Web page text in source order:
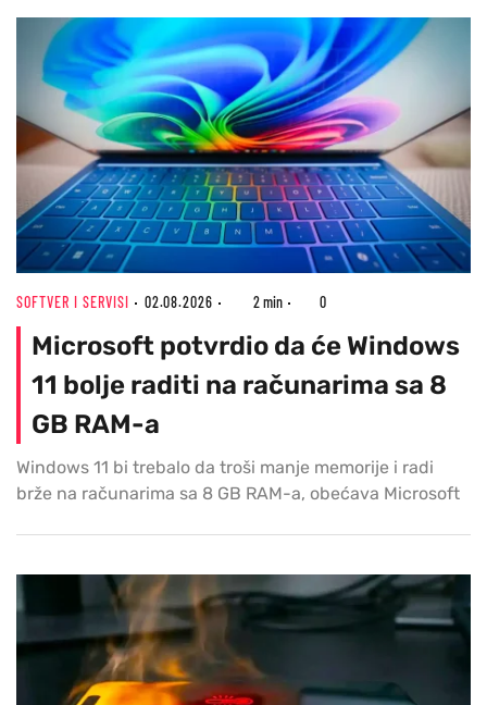
SOFTVER I SERVISI 02.08.2026 2 min 0
Microsoft potvrdio da će Windows
11 bolje raditi na računarima sa 8
GB RAM-a
Windows 11 bi trebalo da troši manje memorije i radi
brže na računarima sa 8 GB RAM-a, obećava Microsoft